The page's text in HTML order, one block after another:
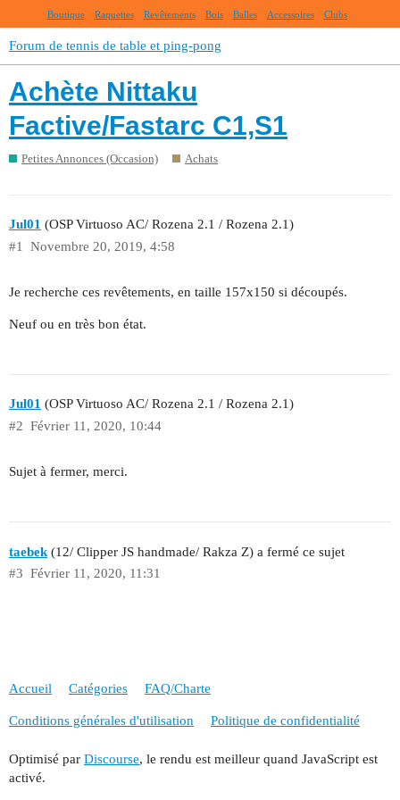
Boutique Raquettes Revêtements Bois Balles Accessoires Clubs
Forum de tennis de table et ping-pong
Achète Nittaku
Factive/Fastarc C1,S1
Petites Annonces (Occasion) Achats
Jul01 (OSP Virtuoso AC/ Rozena 2.1 / Rozena 2.1)
Novembre 20, 2019, 4:58
#1
Je recherche ces revêtements, en taille 157x150 si découpés.
Neuf ou en très bon état.
Jul01 (OSP Virtuoso AC/ Rozena 2.1 / Rozena 2.1)
Février 11, 2020, 10:44
#2
Sujet à fermer, merci.
taebek (12/ Clipper JS handmade/ Rakza Z) a fermé ce sujet
Février 11, 2020, 11:31
#3
Accueil Catégories FAQ/Charte
Conditions générales d'utilisation Politique de confidentialité
Optimisé par Discourse, le rendu est meilleur quand JavaScript est
activé.